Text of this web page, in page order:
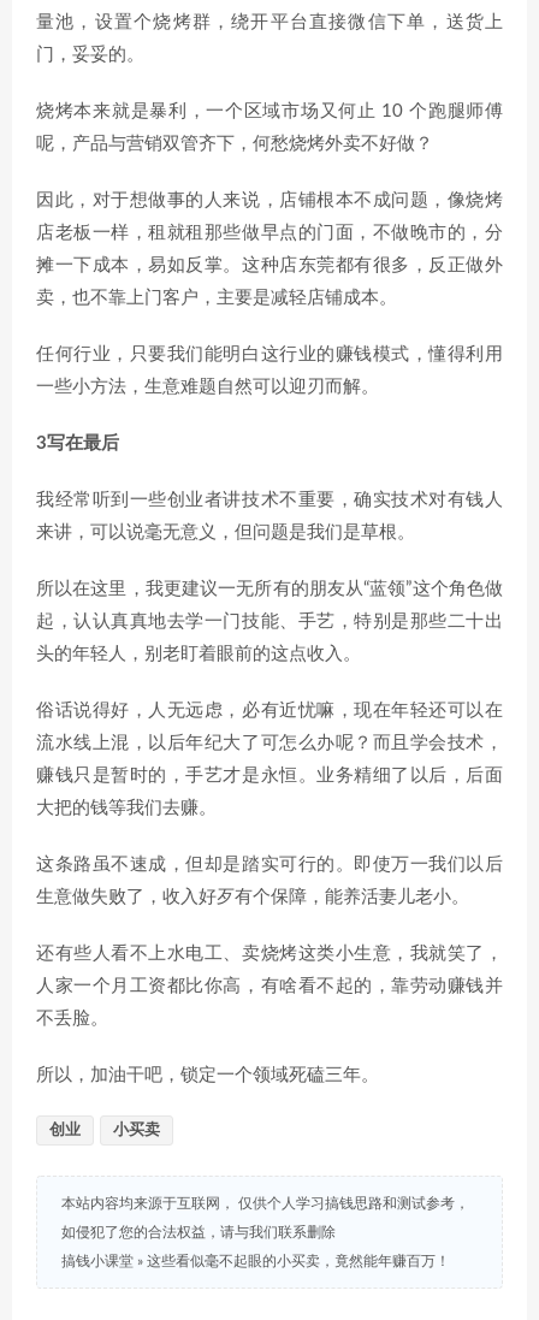
量池，设置个烧烤群，绕开平台直接微信下单，送货上
门，妥妥的。
烧烤本来就是暴利，一个区域市场又何止 10 个跑腿师傅
呢，产品与营销双管齐下，何愁烧烤外卖不好做？
因此，对于想做事的人来说，店铺根本不成问题，像烧烤
店老板一样，租就租那些做早点的门面，不做晚市的，分
摊一下成本，易如反掌。这种店东莞都有很多，反正做外
卖，也不靠上门客户，主要是减轻店铺成本。
任何行业，只要我们能明白这行业的赚钱模式，懂得利用
一些小方法，生意难题自然可以迎刃而解。
3写在最后
我经常听到一些创业者讲技术不重要，确实技术对有钱人
来讲，可以说毫无意义，但问题是我们是草根。
所以在这里，我更建议一无所有的朋友从“蓝领”这个角色做
起，认认真真地去学一门技能、手艺，特别是那些二十出
头的年轻人，别老盯着眼前的这点收入。
俗话说得好，人无远虑，必有近忧嘛，现在年轻还可以在
流水线上混，以后年纪大了可怎么办呢？而且学会技术，
赚钱只是暂时的，手艺才是永恒。业务精细了以后，后面
大把的钱等我们去赚。
这条路虽不速成，但却是踏实可行的。即使万一我们以后
生意做失败了，收入好歹有个保障，能养活妻儿老小。
还有些人看不上水电工、卖烧烤这类小生意，我就笑了，
人家一个月工资都比你高，有啥看不起的，靠劳动赚钱并
不丢脸。
所以，加油干吧，锁定一个领域死磕三年。
创业 小买卖
本站内容均来源于互联网， 仅供个人学习搞钱思路和测试参考，
如侵犯了您的合法权益，请与我们联系删除
搞钱小课堂 » 这些看似毫不起眼的小买卖，竟然能年赚百万！